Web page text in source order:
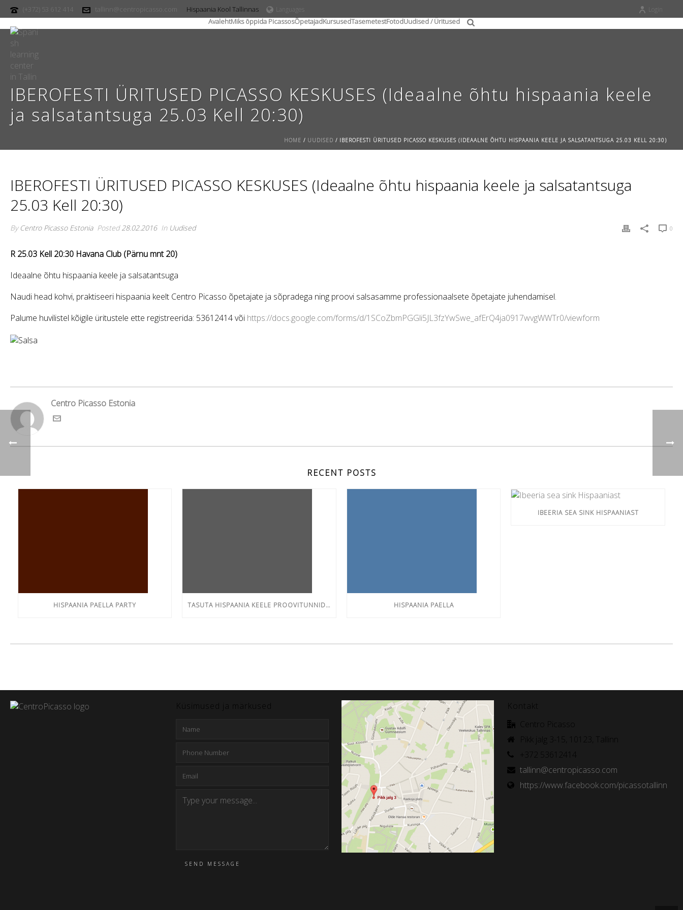
(+372) 53 612 414 tallinn@centropicasso.com Hispaania Kool Tallinnas Languages Login
AvalehtMiks õppida PicassosÕpetajadKursusedTasemetestFotodUudised / Üritused
IBEROFESTI ÜRITUSED PICASSO KESKUSES (Ideaalne õhtu hispaania keele
ja salsatantsuga 25.03 Kell 20:30)
HOME / UUDISED / IBEROFESTI ÜRITUSED PICASSO KESKUSES (IDEAALNE ÕHTU HISPAANIA KEELE JA SALSATANTSUGA 25.03 KELL 20:30)
IBEROFESTI ÜRITUSED PICASSO KESKUSES (Ideaalne õhtu hispaania keele ja salsatantsuga
25.03 Kell 20:30)
By Centro Picasso Estonia Posted28.02.2016 In Uudised 0
R 25.03 Kell 20:30 Havana Club (Pärnu mnt 20)
Ideaalne õhtu hispaania keele ja salsatantsuga
Naudi head kohvi, praktiseeri hispaania keelt Centro Picasso õpetajate ja sõpradega ning proovi salsasamme professionaalsete õpetajate juhendamisel.
Palume huvilistel kõigile üritustele ette registreerida: 53612414 või https://docs.google.com/forms/d/1SCoZbmPGGli5JL3fzYwSwe_afErQ4ja0917wvgWWTr0/viewform
Centro Picasso Estonia
RECENT POSTS
HISPAANIA PAELLA PARTY TASUTA HISPAANIA KEELE PROOVITUNNID TÄISKASVANUTELE HISPAANIA PAELLA
IBEERIA SEA SINK HISPAANIAST
Küsimused ja märkused
SEND MESSAGE
Kontakt
Centro Picasso
Pikk jalg 3-15, 10123, Tallinn
+372 53612414
tallinn@centropicasso.com
https://www.facebook.com/picassotallinn